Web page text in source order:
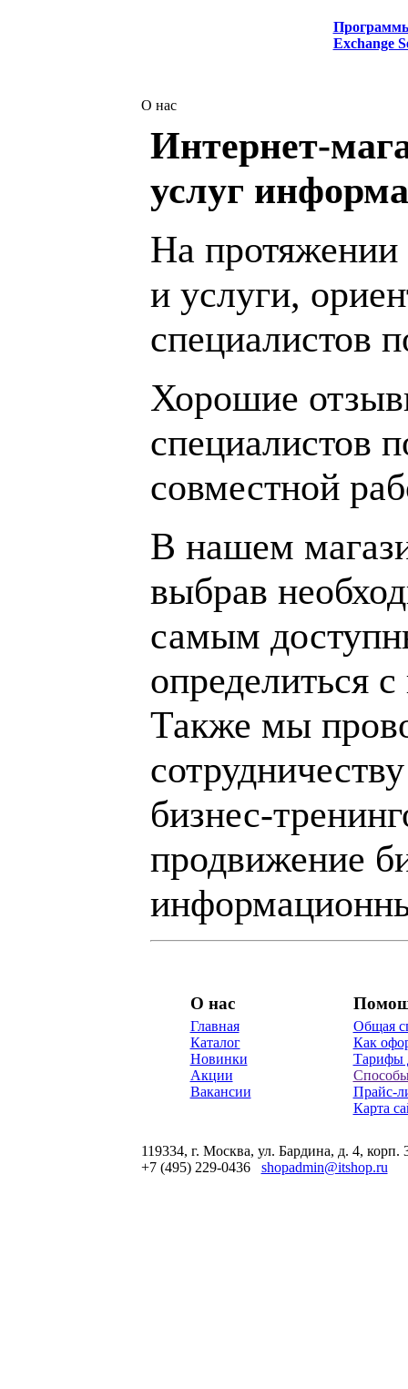
Exchange
О нас
Интернет-
услуг
На протяжении
и услуги,
специалистов
Хорошие
специалистов
совместной
В нашем
выбрав
самым
определиться
Также мы
бизнес-
продвижение
О нас
Главная
Каталог
Новинки
Акции
Вакансии
Общая
Как
Тарифы
Прайс-
Карта
119334, г. Москва, ул. Бардина, д. 4, корп.
+7 (495) 229-0436 shopadmin@itshop.ru